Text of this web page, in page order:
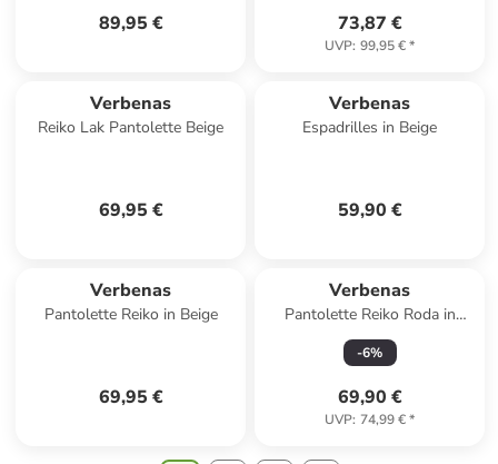
89,95 € 73,87 €
UVP: 99,95 €*
Verbenas
Reiko Lak Pantolette Beige
69,95 €
Verbenas
Espadrilles in Beige
59,90 €
Verbenas
Pantolette Reiko in Beige
69,95 €
Verbenas
Pantolette Reiko Roda in
Schwarz
-6%
69,90 €
UVP: 74,99 €*